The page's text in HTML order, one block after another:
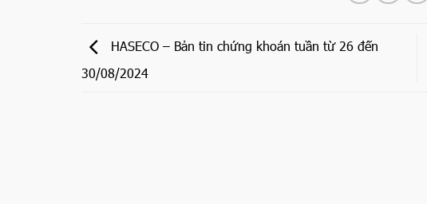
HASECO – Bản tin chứng khoán tuần từ 26 đến
30/08/2024